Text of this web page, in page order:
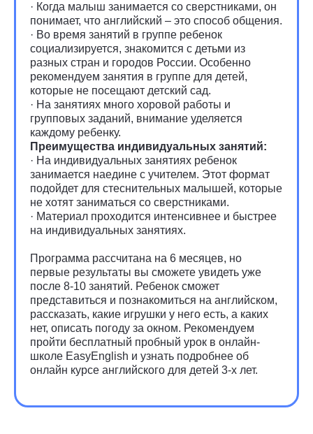
· Когда малыш занимается со сверстниками, он
понимает, что английский – это способ общения.
· Во время занятий в группе ребенок
социализируется, знакомится с детьми из
разных стран и городов России. Особенно
рекомендуем занятия в группе для детей,
которые не посещают детский сад.
· На занятиях много хоровой работы и
групповых заданий, внимание уделяется
каждому ребенку.
Преимущества индивидуальных занятий:
· На индивидуальных занятиях ребенок
занимается наедине с учителем. Этот формат
подойдет для стеснительных малышей, которые
не хотят заниматься со сверстниками.
· Материал проходится интенсивнее и быстрее
на индивидуальных занятиях.
Программа рассчитана на 6 месяцев, но
первые результаты вы сможете увидеть уже
после 8-10 занятий. Ребенок сможет
представиться и познакомиться на английском,
рассказать, какие игрушки у него есть, а каких
нет, описать погоду за окном. Рекомендуем
пройти бесплатный пробный урок в онлайн-
школе EasyEnglish и узнать подробнее об
онлайн курсе английского для детей 3-х лет.